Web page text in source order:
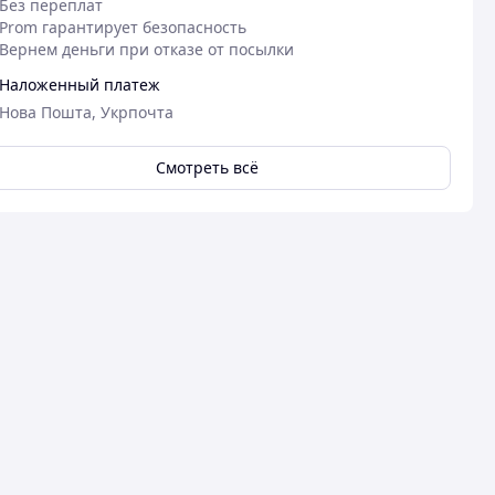
Без переплат
Prom гарантирует безопасность
Вернем деньги при отказе от посылки
Наложенный платеж
Нова Пошта, Укрпочта
Смотреть всё